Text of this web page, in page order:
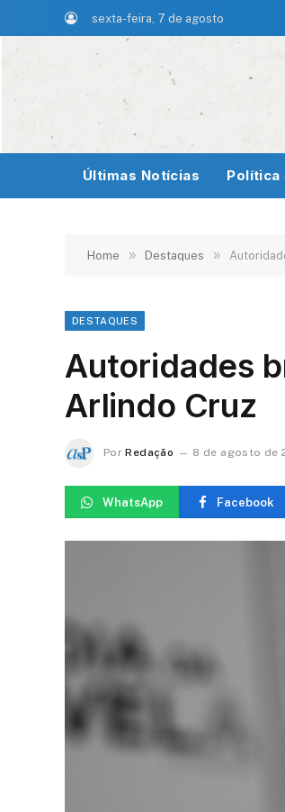
sexta-feira, 7 de agosto
Últimas Notícias Política
Home » Destaques »
DESTAQUES
Autoridades
Arlindo Cruz
Por Redação 8 de agosto de
WhatsApp Facebook